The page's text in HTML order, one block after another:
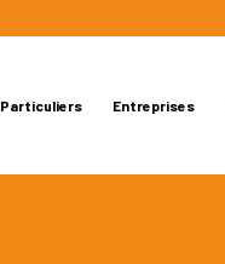
Particuliers Entreprises